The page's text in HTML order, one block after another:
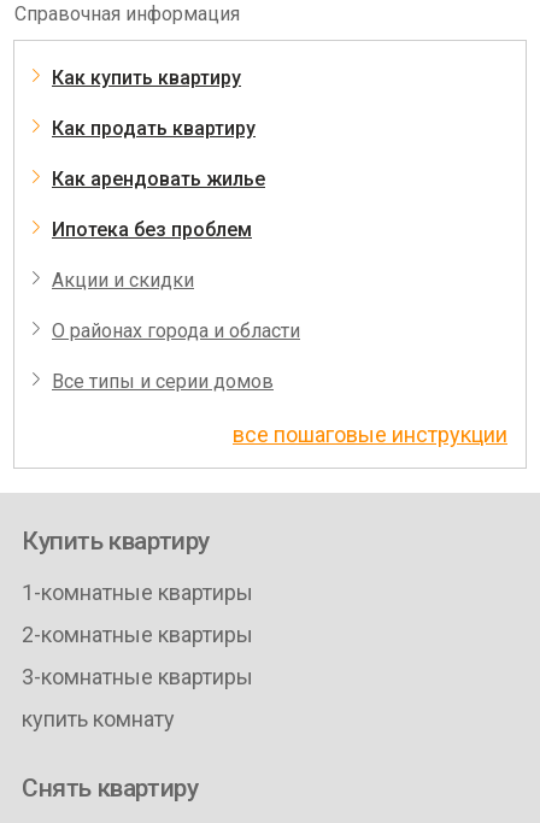
Справочная информация
Как купить квартиру
Как продать квартиру
Как арендовать жилье
Ипотека без проблем
Акции и скидки
О районах города и области
Все типы и серии домов
все пошаговые инструкции
Купить квартиру
1-комнатные квартиры
2-комнатные квартиры
3-комнатные квартиры
купить комнату
Снять квартиру